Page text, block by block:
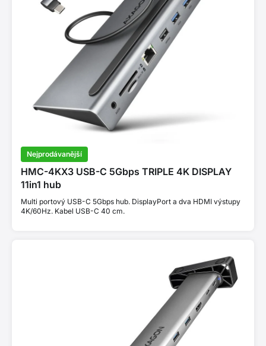
Nejprodávanější
HMC-4KX3 USB-C 5Gbps TRIPLE 4K DISPLAY
11in1 hub
Multi portový USB-C 5Gbps hub. DisplayPort a dva HDMI výstupy
4K/60Hz. Kabel USB-C 40 cm.